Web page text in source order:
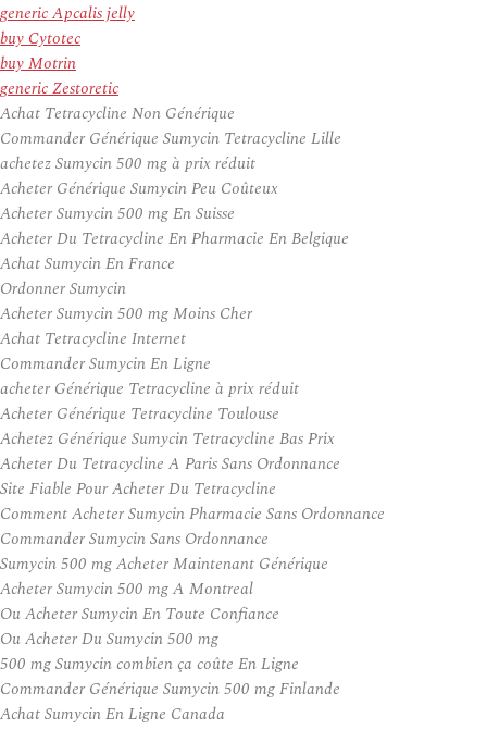
generic Apcalis jelly
buy Cytotec
buy Motrin
generic Zestoretic
Achat Tetracycline Non Générique
Commander Générique Sumycin Tetracycline Lille
achetez Sumycin 500 mg à prix réduit
Acheter Générique Sumycin Peu Coûteux
Acheter Sumycin 500 mg En Suisse
Acheter Du Tetracycline En Pharmacie En Belgique
Achat Sumycin En France
Ordonner Sumycin
Acheter Sumycin 500 mg Moins Cher
Achat Tetracycline Internet
Commander Sumycin En Ligne
acheter Générique Tetracycline à prix réduit
Acheter Générique Tetracycline Toulouse
Achetez Générique Sumycin Tetracycline Bas Prix
Acheter Du Tetracycline A Paris Sans Ordonnance
Site Fiable Pour Acheter Du Tetracycline
Comment Acheter Sumycin Pharmacie Sans Ordonnance
Commander Sumycin Sans Ordonnance
Sumycin 500 mg Acheter Maintenant Générique
Acheter Sumycin 500 mg A Montreal
Ou Acheter Sumycin En Toute Confiance
Ou Acheter Du Sumycin 500 mg
500 mg Sumycin combien ça coûte En Ligne
Commander Générique Sumycin 500 mg Finlande
Achat Sumycin En Ligne Canada